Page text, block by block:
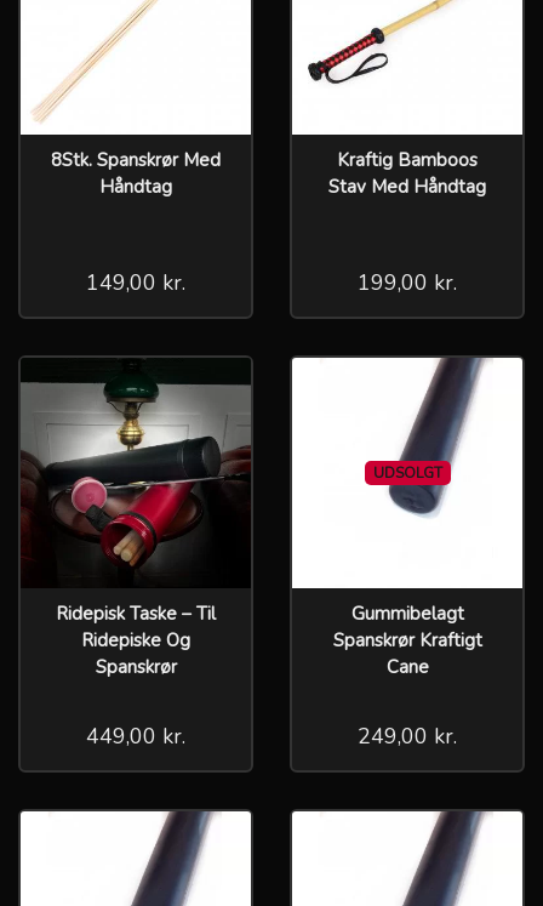
8Stk. Spanskrør Med
Håndtag
149,00 kr.
Kraftig Bamboos
Stav Med Håndtag
199,00 kr.
Ridepisk Taske – Til
Ridepiske Og
Spanskrør
449,00 kr.
UDSOLGT
Gummibelagt
Spanskrør Kraftigt
Cane
249,00 kr.